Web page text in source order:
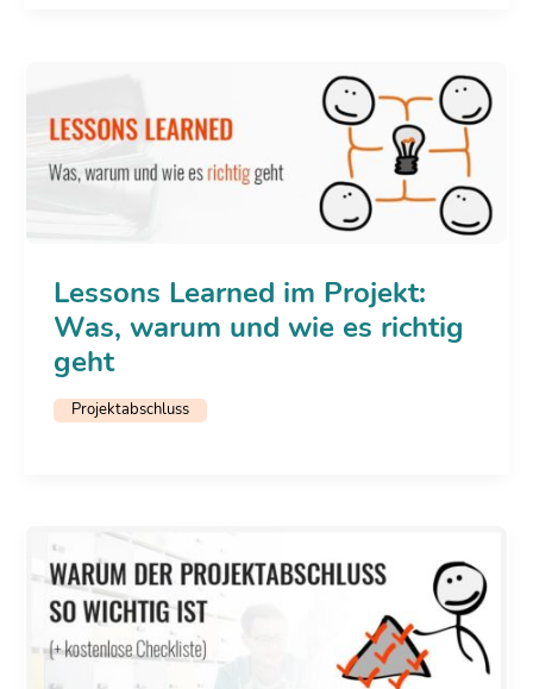
Lessons Learned im Projekt:
Was, warum und wie es richtig
geht
Projektabschluss